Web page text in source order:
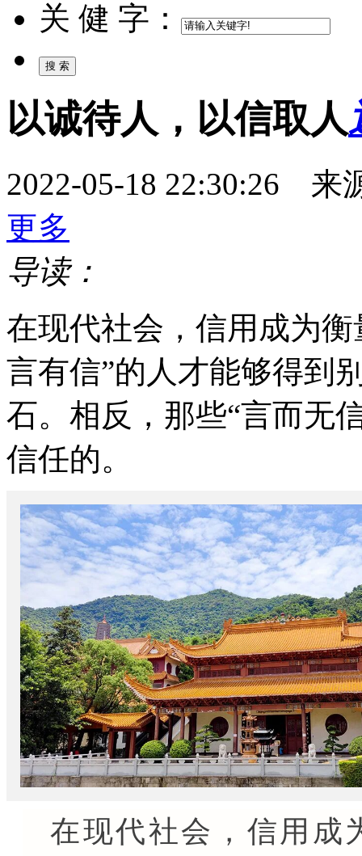
关 健 字：
以诚待人，以信取人
2022-05-18 22:30:26
更多
导读：
在现代社会，信用成为
言有信”的人才能够得到
石。相反，那些“言而无
信任的。
在现代社会，信用成